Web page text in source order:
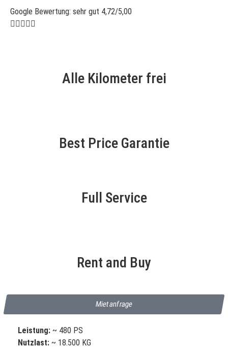
Google Bewertung: sehr gut 4,72/5,00

Alle Kilometer frei
Best Price Garantie
Full Service
Rent and Buy
Mietanfrage
Leistung: ~ 480 PS
Nutzlast: ~ 18.500 KG